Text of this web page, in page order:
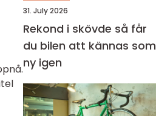
31. July 2026
Rekond i skövde så får
du bilen att kännas som
ny igen